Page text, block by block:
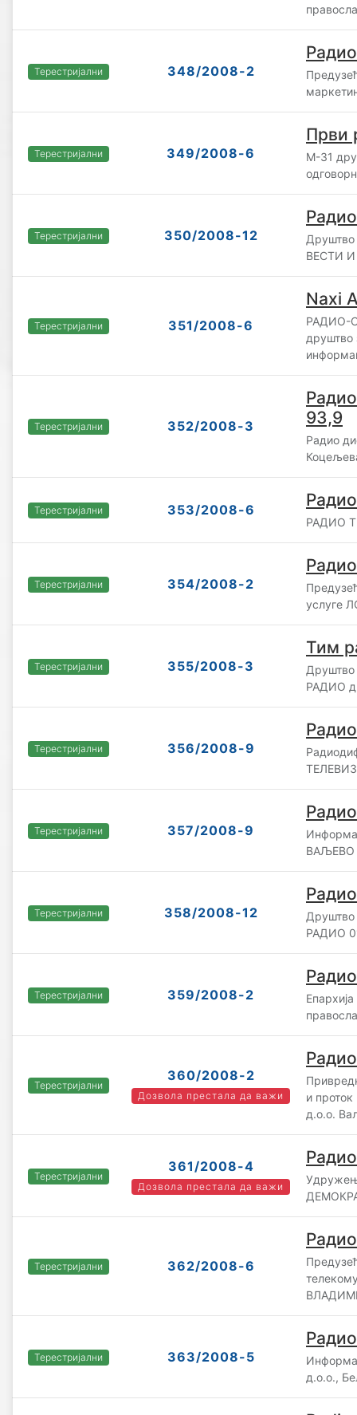
Терестријални 348/2008-2
Терестријални 349/2008-6
Први
М-31
Терестријални 350/2008-12
Друштво
ВЕСТИ
Терестријални 351/2008-6
Naxi
РАДИО-
друштво
Терестријални 352/2008-3
93,9
Радио
Терестријални 353/2008-6
РАДИО
Терестријални 354/2008-2
услуге
Терестријални 355/2008-3
Тим
Друштво
РАДИО
Терестријални 356/2008-9
Терестријални 357/2008-9
ВАЉЕВО
Терестријални 358/2008-12
Друштво
РАДИО
Терестријални 359/2008-2
Терестријални
360/2008-2
Дозвола престала да важи
и
д.о.о.
Терестријални
361/2008-4
Дозвола престала да важи
Терестријални 362/2008-6
Терестријални 363/2008-5
д.о.о.,